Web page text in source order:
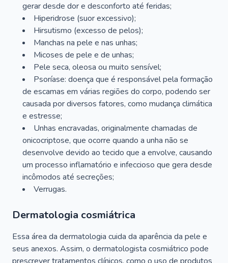
gerar desde dor e desconforto até feridas;
Hiperidrose (suor excessivo);
Hirsutismo (excesso de pelos);
Manchas na pele e nas unhas;
Micoses de pele e de unhas;
Pele seca, oleosa ou muito sensível;
Psoríase: doença que é responsável pela formação
de escamas em várias regiões do corpo, podendo ser
causada por diversos fatores, como mudança climática
e estresse;
Unhas encravadas, originalmente chamadas de
onicocriptose, que ocorre quando a unha não se
desenvolve devido ao tecido que a envolve, causando
um processo inflamatório e infeccioso que gera desde
incômodos até secreções;
Verrugas.
Dermatologia cosmiátrica
Essa área da dermatologia cuida da aparência da pele e
seus anexos. Assim, o dermatologista cosmiátrico pode